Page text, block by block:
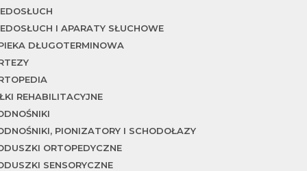
I APARATY SŁUCHOWE
DŁUGOTERMINOWA
REHABILITACYJNE
PIONIZATORY I SCHODOŁAZY
ORTOPEDYCZNE
SENSORYCZNE